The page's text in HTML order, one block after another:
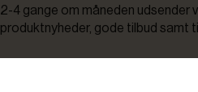
2-4 gange om måneden udsender
produktnyheder, gode tilbud samt